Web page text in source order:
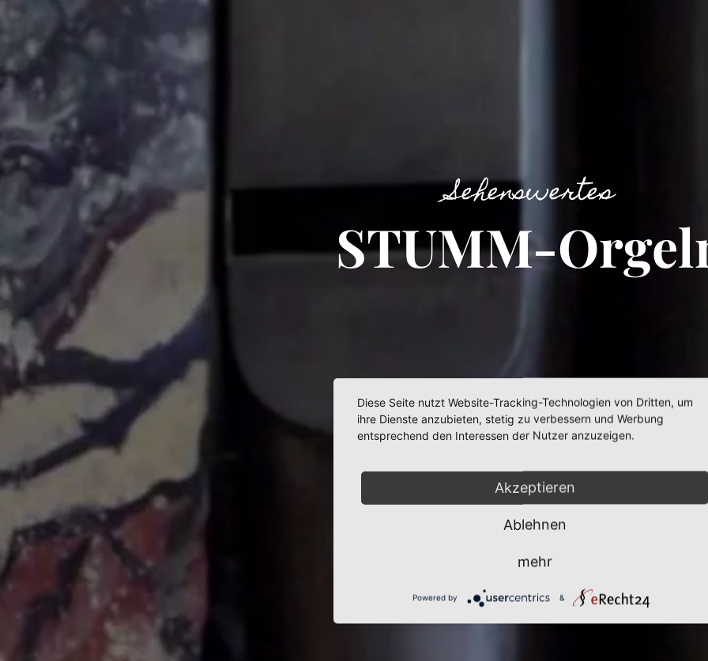
Sehenswertes
STUMM-
Diese Seite nutzt Website-Tracking-Technologien von Dritten, um
ihre Dienste anzubieten, stetig zu verbessern und Werbung
entsprechend den Interessen der Nutzer anzuzeigen.
Akzeptieren
Ablehnen
mehr
Powered by &